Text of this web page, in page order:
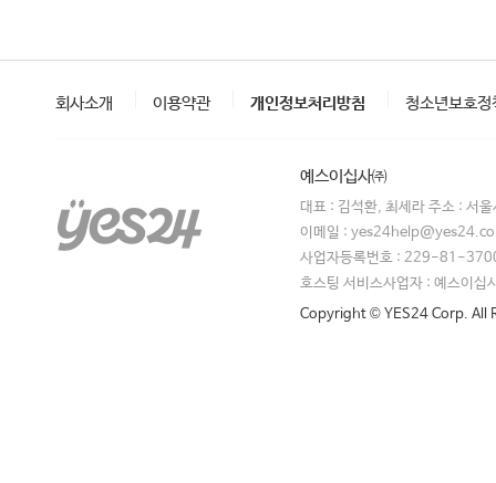
회사소개 이용약관 개인정보처리방침 청소년보호정
예스이십사㈜
대표 : 김석환, 최세라 주소 : 서
이메일 :
사업자등록번호 : 229-81-
호스팅 서비스사업자 : 예스이십
Copyright © YES24 Corp. All